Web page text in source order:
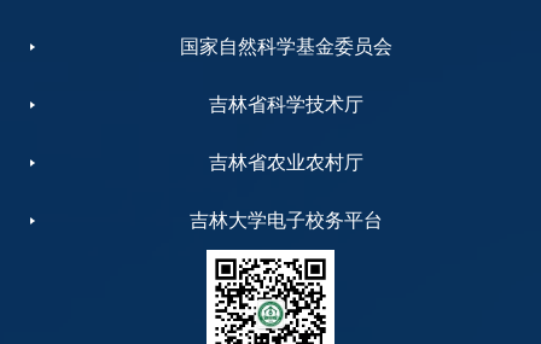
国家自然科学基金委员会
吉林省科学技术厅
吉林省农业农村厅
吉林大学电子校务平台